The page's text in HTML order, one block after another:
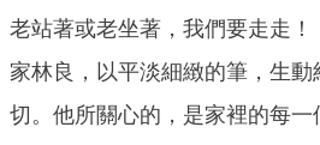
老站著或老坐著，我們要走走
家林良，以平淡細緻的筆，生
切。他所關心的，是家裡的每